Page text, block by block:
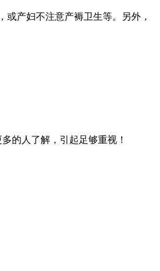
产妇不注意产褥卫生等。另外，
的人了解，引起足够重视！